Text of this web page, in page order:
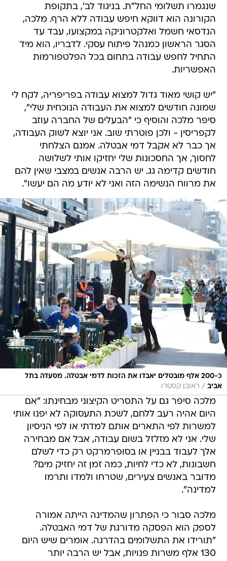
שנגמרו תשלומי החל"ת. בניגוד לב', בתקופת
הקורונה הוא דווקא חיפש עבודה ללא הרף. מלכה,
הנדסאי חשמל ואלקטרוניקה במקצועו, עבד עד
הסגר הראשון כמנהל פיתוח עסקי. לדבריו, הוא מיד
התחיל לחפש עבודה בתחום בכל הפלטפורמות
האפשריות.
"יש קושי מאוד גדול למצוא עבודה בפריפריה, לקח לי
שמונה חודשים למצוא את העבודה הנוכחית שלי",
סיפר מלכה והוסיף כי "הבעלים של החברה עוזב
לקפריסין - ולכן פוטרתי שוב. אני יוצא לשוק העבודה,
אך כבר לא אקבל דמי אבטלה. אמנם הצלחתי
לחסוך, אך החסכונות שלי יחזיקו אותי לשלושה
חודשים קדימה גג. יש הרבה אנשים במצבי שאין להם
את מרווח הנשימה הזה ואני לא יודע מה הם יעשו".
כ-200 אלף מובטלים יאבדו את הזכות לדמי אבטלה. מסעדה בתל
אביב / ראובן קסטרו
מלכה סיפר גם על התסריט הקיצוני מבחינתו: "אם
היום אהיה רעב ללחם, לשכת התעסוקה לא יפנו אותי
למשרות לפי התארים אותם למדתי או לפי הניסיון
שלי. אני לא מזלזל בשום עבודה, אבל אם מבחירה
אלך לעבוד בבניין או בסופרמרקט רק כדי לשלם
חשבונות, לא כדי לחיות, כמה זמן זה יחזיק מים?
מדובר באנשים צעירים, שטרחו ולמדו ותרמו
למדינה".
מלכה סבור כי הפתרון שהמדינה הייתה אמורה
לספק הוא הפסקה מדורגת של דמי האבטלה.
"תורידו את התשלומים בהדרגה. אומרים שיש היום
130 אלף משרות פנויות, אבל יש הרבה יותר